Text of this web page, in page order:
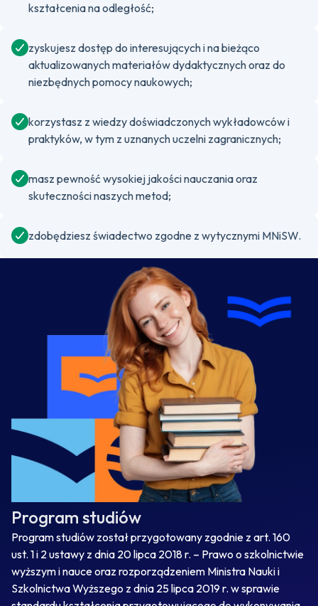
kształcenia na odległość;
zyskujesz dostęp do interesujących i na bieżąco
aktualizowanych materiałów dydaktycznych oraz do
niezbędnych pomocy naukowych;
korzystasz z wiedzy doświadczonych wykładowców i
praktyków, w tym z uznanych uczelni zagranicznych;
masz pewność wysokiej jakości nauczania oraz
skuteczności naszych metod;
zdobędziesz świadectwo zgodne z wytycznymi MNiSW.
Program studiów
Program studiów został przygotowany zgodnie z art. 160
ust. 1 i 2 ustawy z dnia 20 lipca 2018 r. – Prawo o szkolnictwie
wyższym i nauce oraz rozporządzeniem Ministra Nauki i
Szkolnictwa Wyższego z dnia 25 lipca 2019 r. w sprawie